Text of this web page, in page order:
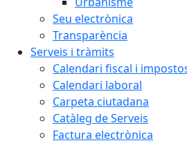
Seu electrònica
Transparència
Serveis i tràmits
Calendari fiscal i
Calendari laboral
Carpeta ciutadana
Catàleg de Serveis
Factura electrònica